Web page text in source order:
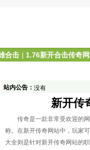
合击 | 1.76新开合击传奇
站内公告： 没有
新开传
传奇是一款非常受欢迎的网
称。在新开传奇网站中，玩家
大全则是针对新开传奇网站的